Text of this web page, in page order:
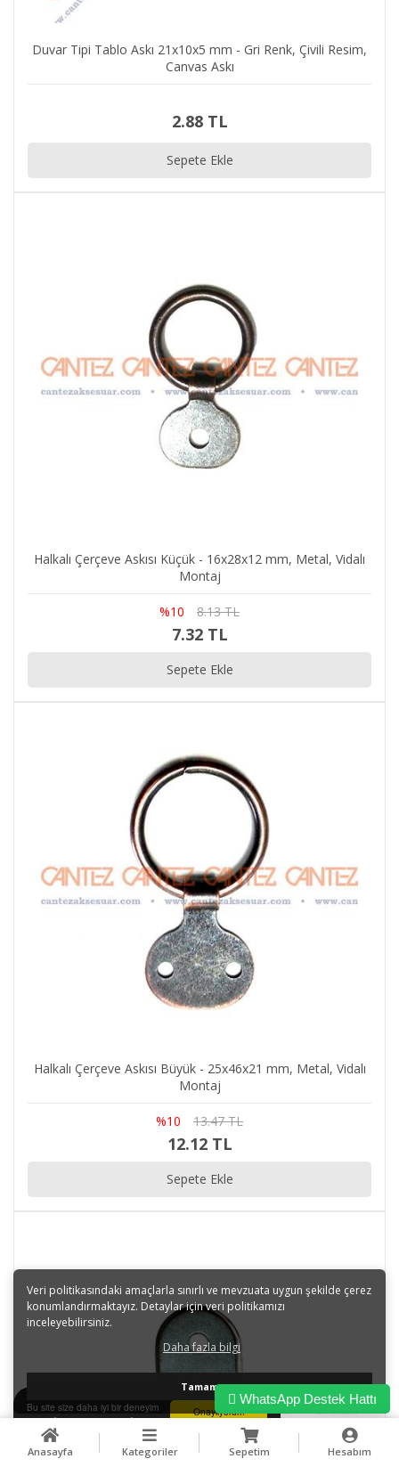
Onaylıyorum
Bu site size daha iyi bir deneyim
sunmak için tarayıcı çerezlerini
kullanır.
Veri politikasındaki amaçlarla sınırlı ve mevzuata uygun şekilde çerez
konumlandırmaktayız. Detaylar için veri politikamızı
inceleyebilirsiniz.
Daha fazla bilgi
Tamam
Duvar Tipi Tablo Askı 21x10x5 mm - Gri Renk, Çivili Resim,
Canvas Askı
2.88 TL
Sepete Ekle
Halkalı Çerçeve Askısı Küçük - 16x28x12 mm, Metal, Vidalı
Montaj
%10 8.13 TL
7.32 TL
Sepete Ekle
Halkalı Çerçeve Askısı Büyük - 25x46x21 mm, Metal, Vidalı
Montaj
%10 13.47 TL
12.12 TL
Sepete Ekle
Anasayfa Kategoriler Sepetim Hesabım
WhatsApp Destek Hattı